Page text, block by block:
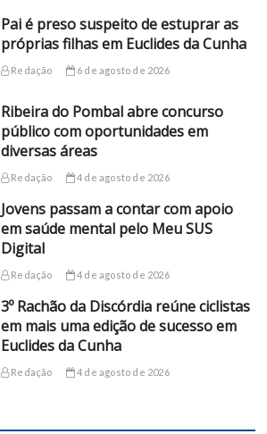
Pai é preso suspeito de estuprar as
próprias filhas em Euclides da Cunha
Redação 6 de agosto de 2026
Ribeira do Pombal abre concurso
público com oportunidades em
diversas áreas
Redação 4 de agosto de 2026
Jovens passam a contar com apoio
em saúde mental pelo Meu SUS
Digital
Redação 4 de agosto de 2026
3º Rachão da Discórdia reúne ciclistas
em mais uma edição de sucesso em
Euclides da Cunha
Redação 4 de agosto de 2026